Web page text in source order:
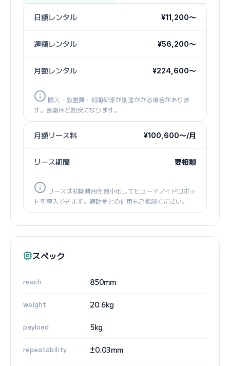
日額レンタル ¥11,200〜
週額レンタル ¥56,200〜
月額レンタル ¥224,600〜
搬入・設置費・初期研修が別途かかる場合がありま
す。長期ほど割安になります。
月額リース料 ¥100,600〜/月
リース期間 要相談
リースは初期費用を最小化してヒューマノイドロボッ
トを導入できます。補助金との併用もご相談ください。
スペック
reach 850mm
weight 20.6kg
payload 5kg
repeatability ±0.03mm